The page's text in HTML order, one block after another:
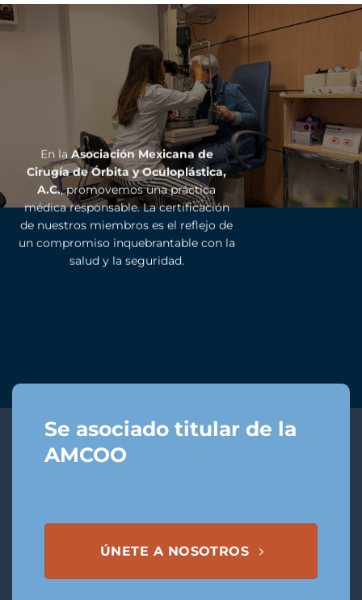
En la Asociación Mexicana de
Cirugía de Órbita y Oculoplástica,
A.C., promovemos una práctica
médica responsable. La certificación
de nuestros miembros es el reflejo de
un compromiso inquebrantable con la
salud y la seguridad.
Se asociado titular de la
AMCOO
ÚNETE A NOSOTROS